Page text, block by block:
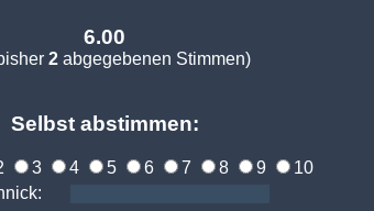
6.00
2abgegebenen Stimmen)
Selbst abstimmen:
3 4 5 6 7 8 9
10